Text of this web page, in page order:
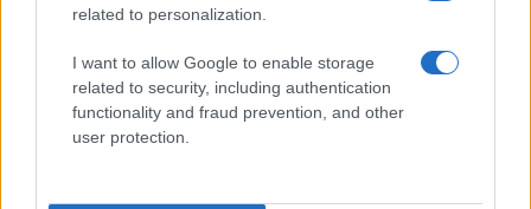
related to personalization.
I want to allow Google to enable storage
related to security, including authentication
functionality and fraud prevention, and other
user protection.
grondstoffen
Sanne De Vries · 5 aug 2026